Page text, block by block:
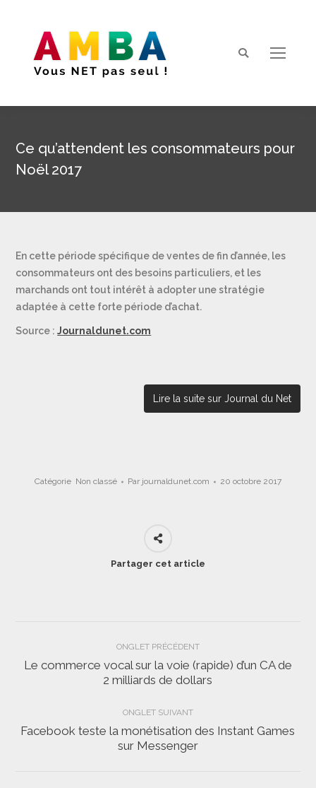
Search:
Ce qu’attendent les consommateurs pour
Noël 2017
En cette période spécifique de ventes de fin d’année, les
consommateurs ont des besoins particuliers, et les
marchands ont tout intérêt à adopter une stratégie
adaptée à cette forte période d’achat.
Source :Journaldunet.com
Lire la suite sur Journal du Net
Catégorie Non classé Par journaldunet.com 20 octobre 2017
Partager cet article
Navigation
de
ONGLET PRÉCÉDENT
Onglet
Le commerce vocal sur la voie (rapide) d’un CA de
2 milliards de dollars
ONGLET SUIVANT
Onglet
suivant
Facebook teste la monétisation des Instant Games
sur Messenger